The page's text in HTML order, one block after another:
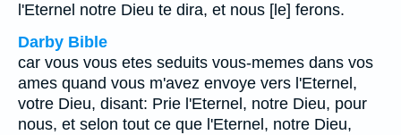
l'Eternel notre Dieu te dira, et nous [le] ferons.
Darby Bible
car vous vous etes seduits vous-memes dans vos
ames quand vous m'avez envoye vers l'Eternel,
votre Dieu, disant: Prie l'Eternel, notre Dieu, pour
nous, et selon tout ce que l'Eternel, notre Dieu,